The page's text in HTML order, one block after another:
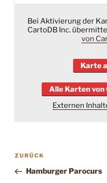
Bei Aktivierung der
CartoDB Inc.
von
Karte
Alle Karten von
Externen
Beitragsnavigation
Vorheriger
Beitrag
ZURÜCK
Hamburger Parocurs